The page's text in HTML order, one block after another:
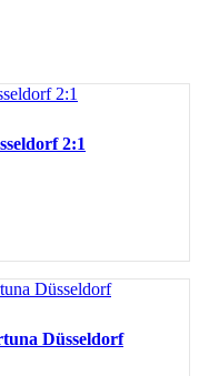
2:1
Düsseldorf